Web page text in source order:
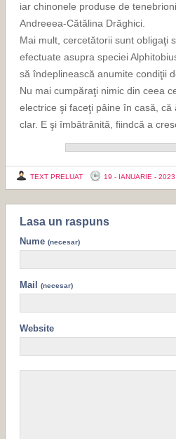
iar chinonele produse de
Andreeea-Cătălina Drăghici.
Mai mult, cercetătorii sunt obligaţi
efectuate asupra speciei
să îndeplinească anumite condiţii
Nu mai cumpăraţi nimic din ceea
electrice şi faceţi pâine în casă,
clar. E şi îmbătrânită, fiindcă a
TEXT PRELUAT 19 - IANUARIE - 2023
Lasa un raspuns
Nume (necesar)
Mail (necesar)
Website